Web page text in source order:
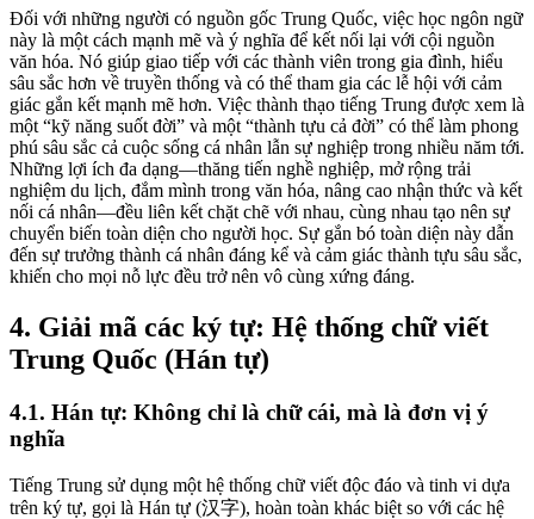
Đối với những người có nguồn gốc Trung Quốc, việc học ngôn ngữ
này là một cách mạnh mẽ và ý nghĩa để kết nối lại với cội nguồn
văn hóa. Nó giúp giao tiếp với các thành viên trong gia đình, hiểu
sâu sắc hơn về truyền thống và có thể tham gia các lễ hội với cảm
giác gắn kết mạnh mẽ hơn. Việc thành thạo tiếng Trung được xem là
một “kỹ năng suốt đời” và một “thành tựu cả đời” có thể làm phong
phú sâu sắc cả cuộc sống cá nhân lẫn sự nghiệp trong nhiều năm tới.
Những lợi ích đa dạng—thăng tiến nghề nghiệp, mở rộng trải
nghiệm du lịch, đắm mình trong văn hóa, nâng cao nhận thức và kết
nối cá nhân—đều liên kết chặt chẽ với nhau, cùng nhau tạo nên sự
chuyển biến toàn diện cho người học. Sự gắn bó toàn diện này dẫn
đến sự trưởng thành cá nhân đáng kể và cảm giác thành tựu sâu sắc,
khiến cho mọi nỗ lực đều trở nên vô cùng xứng đáng.
4. Giải mã các ký tự: Hệ thống chữ viết
Trung Quốc (Hán tự)
4.1. Hán tự: Không chỉ là chữ cái, mà là đơn vị ý
nghĩa
Tiếng Trung sử dụng một hệ thống chữ viết độc đáo và tinh vi dựa
trên ký tự, gọi là Hán tự (汉字), hoàn toàn khác biệt so với các hệ